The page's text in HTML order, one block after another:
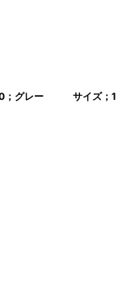
；グレー サイズ；1